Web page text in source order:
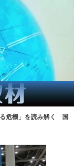
る危機」を読み解く 国